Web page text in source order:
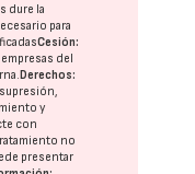
dure la
para
Cesión:
empresas del
Derechos:
y
con
no
presentar